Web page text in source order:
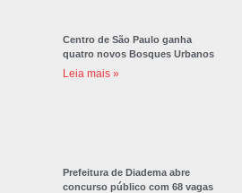
Centro de São Paulo ganha
quatro novos Bosques Urbanos
Leia mais »
Prefeitura de Diadema abre
concurso público com 68 vagas